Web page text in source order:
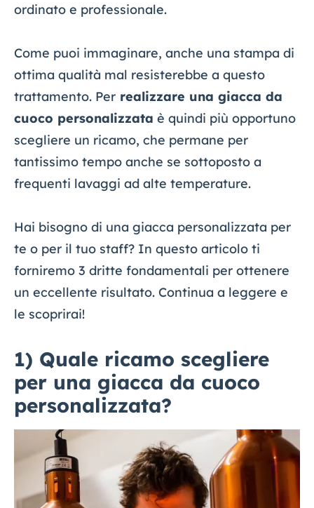
ordinato e professionale.
Come puoi immaginare, anche una stampa di
ottima qualità mal resisterebbe a questo
trattamento. Per realizzare una giacca da
cuoco personalizzata è quindi più opportuno
scegliere un ricamo, che permane per
tantissimo tempo anche se sottoposto a
frequenti lavaggi ad alte temperature.
Hai bisogno di una giacca personalizzata per
te o per il tuo staff? In questo articolo ti
forniremo 3 dritte fondamentali per ottenere
un eccellente risultato. Continua a leggere e
le scoprirai!
1) Quale ricamo scegliere
per una giacca da cuoco
personalizzata?